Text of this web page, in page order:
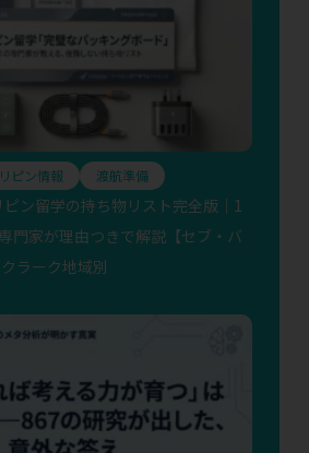
ピン情報 渡航準備
ピン留学の持ち物リスト完全版｜1
門家が理由つきで解説【セブ・バ
ラーク地域別